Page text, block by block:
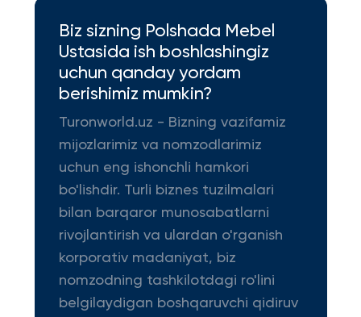
Biz sizning Polshada Mebel
Ustasida ish boshlashingiz
uchun qanday yordam
berishimiz mumkin?
Turonworld.uz - Bizning vazifamiz
mijozlarimiz va nomzodlarimiz
uchun eng ishonchli hamkori
bo'lishdir. Turli biznes tuzilmalari
bilan barqaror munosabatlarni
rivojlantirish va ulardan o'rganish
korporativ madaniyat, biz
nomzodning tashkilotdagi ro'lini
belgilaydigan boshqaruvchi qidiruv